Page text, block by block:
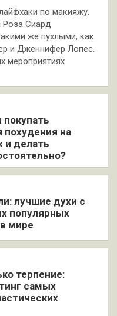
по макияжу.
Роза Сиард
же пухлыми, как
и Дженнифер Лопес.
мероприятиях
похудения на
и делать
лучшие духи с
популярных
мире
терпение:
самых